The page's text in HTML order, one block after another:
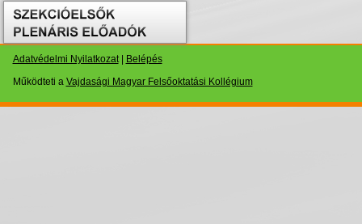
Adatvédelmi Nyilatkozat|
Belépés
Működteti a Vajdasági Magyar Felsőoktatási Kollégium